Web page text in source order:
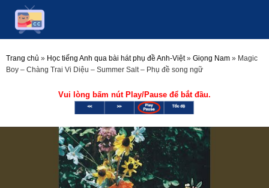
Trang chủ » Học tiếng Anh qua bài hát phụ đề Anh-Việt» Giọng Nam » Magic
Boy – Chàng Trai Vi Diệu – Summer Salt – Phụ đề song ngữ
Vui lòng bấm nút Play/Pause để bắt đầu.